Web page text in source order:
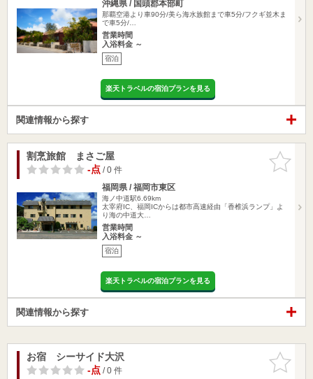
沖縄県 / 国頭郡本部町
那覇空港より車90分/美ら海水族館まで車5分/フクギ並木ま
で車5分/…
営業時間
入浴料金 ～
宿泊
楽天トラベルの宿泊プランを見る
関連情報から探す
お気に入
りに追加
割烹旅館 まさご屋
-点/ 0 件
福岡県 / 福岡市東区
海ノ中道駅6.69km
太宰府IC、福岡ICからは都市高速経由「香椎浜ランプ」よ
り海の中道大…
営業時間
入浴料金 ～
宿泊
楽天トラベルの宿泊プランを見る
関連情報から探す
お気に入
りに追加
お宿 シーサイド大沢
-点/ 0 件